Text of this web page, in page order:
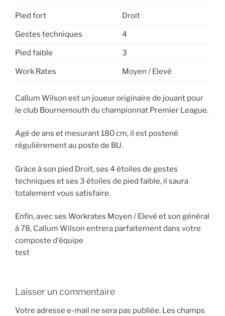
Pied fort Droit
Gestes techniques 4
Pied faible 3
Work Rates Moyen / Elevé
Callum Wilson est un joueur originaire de jouant pour
le club Bournemouth du championnat Premier League.
Agé de ans et mesurant 180 cm, il est postené
régulièrement au poste de BU.
Grâce à son pied Droit, ses 4 étoiles de gestes
techniques et ses 3 étoiles de pied faible, il saura
totalement vous satisfaire.
Enfin, avec ses Workrates Moyen / Elevé et son général
à 78, Callum Wilson entrera parfaitement dans votre
composte d'équipe
test
Laisser un commentaire
Votre adresse e-mail ne sera pas publiée. Les champs